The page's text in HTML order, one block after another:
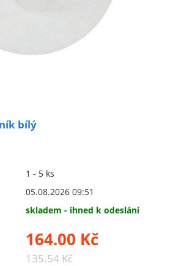
na nářadí
kotouče a oživovací kameny
- sklad Louny
bílý
1 - 5 ks
05.08.2026 09:51
skladem - ihned k odeslání
164.00 Kč
135.54 Kč